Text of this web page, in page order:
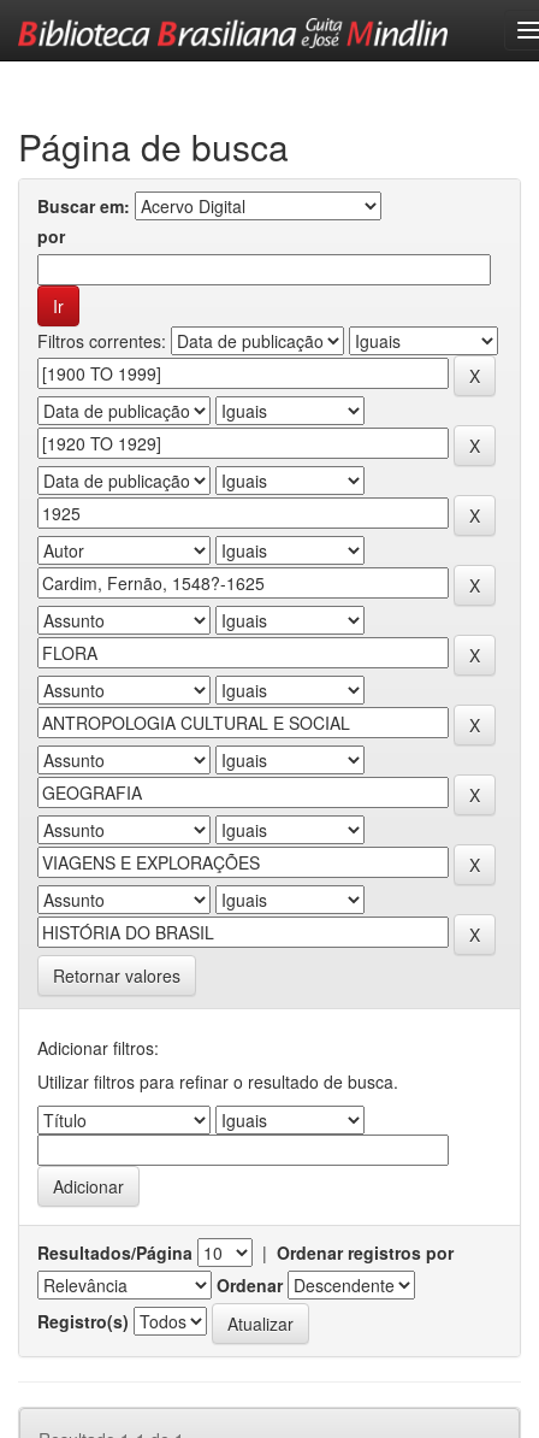
Página de busca
Buscar em:
por
Filtros correntes:
Retornar valores
Adicionar filtros:
Utilizar filtros para refinar o resultado de busca.
Resultados/Página | Ordenar registros por
Ordenar
Registro(s)